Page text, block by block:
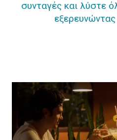
συνταγές και λύστε